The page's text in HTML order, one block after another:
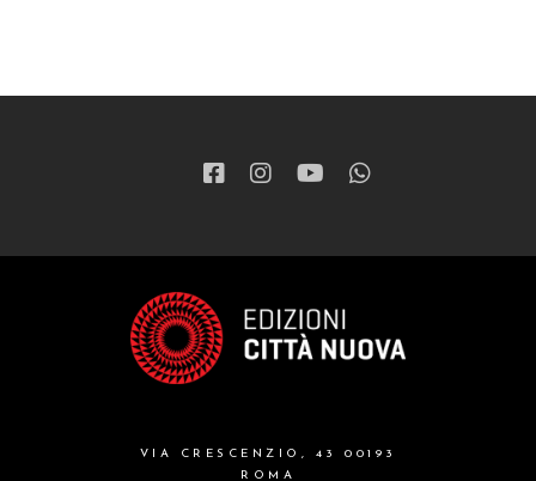
VIA CRESCENZIO, 43 00193
ROMA